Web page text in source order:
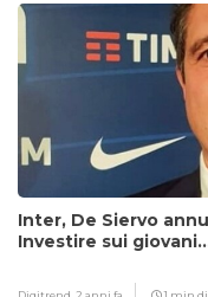
Inter, De Siervo
Investire sui